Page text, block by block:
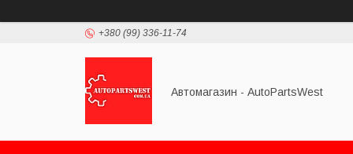
+380 (99) 336-11-74
Автомагазин - AutoPartsWest